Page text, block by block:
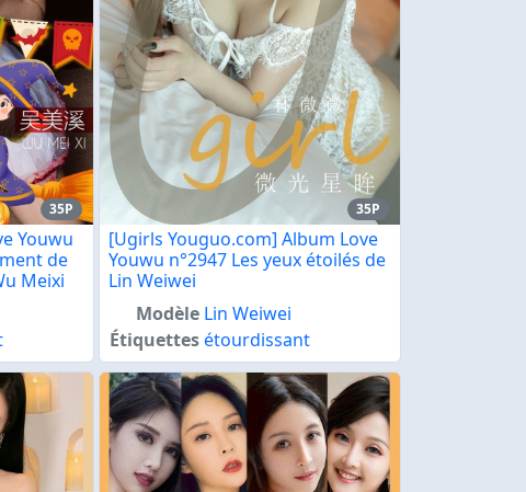
35P
Youwu
de
Meixi
35P
[Ugirls Youguo.com] Album Love
Youwu n°2947 Les yeux étoilés de
Lin Weiwei
Modèle Lin Weiwei
Étiquettesétourdissant